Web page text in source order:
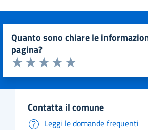
quanto sono chiare le informazioni su questa
pagina?
Valuta da 1 a 5 stelle la pagina
Valuta 5 stelle su 5
Valuta 4 stelle su 5
Valuta 3 stelle su 5
Valuta 2 stelle su 5
Valuta 1 stelle su 5
contatta il comune
Leggi le domande frequenti